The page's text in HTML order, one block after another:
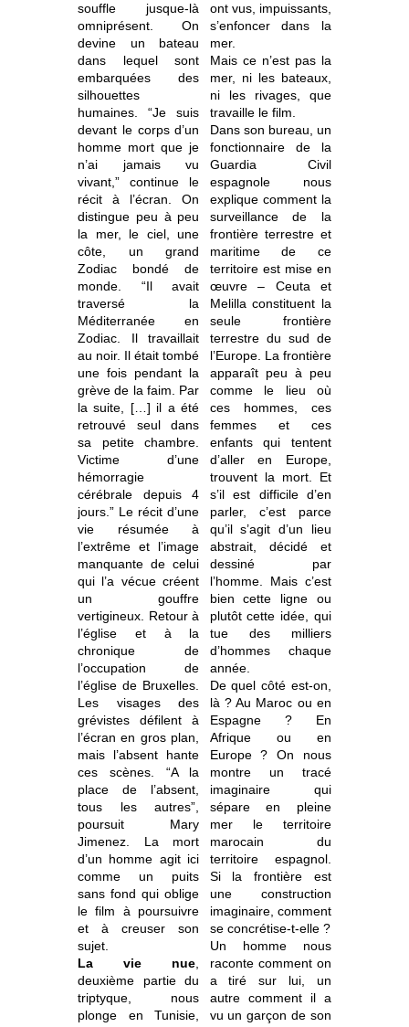
souffle jusque-là
omniprésent. On
devine un bateau
dans lequel sont
embarquées des
silhouettes
humaines. “Je suis
devant le corps d’un
homme mort que je
n’ai jamais vu
vivant,” continue le
récit à l’écran. On
distingue peu à peu
la mer, le ciel, une
côte, un grand
Zodiac bondé de
monde. “Il avait
traversé la
Méditerranée en
Zodiac. Il travaillait
au noir. Il était tombé
une fois pendant la
grève de la faim. Par
la suite, […] il a été
retrouvé seul dans
sa petite chambre.
Victime d’une
hémorragie
cérébrale depuis 4
jours.” Le récit d’une
vie résumée à
l’extrême et l’image
manquante de celui
qui l’a vécue créent
un gouffre
vertigineux. Retour à
l’église et à la
chronique de
l’occupation de
l’église de Bruxelles.
Les visages des
grévistes défilent à
l’écran en gros plan,
mais l’absent hante
ces scènes. “A la
place de l’absent,
tous les autres”,
poursuit Mary
Jimenez. La mort
d’un homme agit ici
comme un puits
sans fond qui oblige
le film à poursuivre
et à creuser son
sujet.
La vie nue,
deuxième partie du
triptyque, nous
plonge en Tunisie,
ont vus, impuissants,
s’enfoncer dans la
mer.
Mais ce n’est pas la
mer, ni les bateaux,
ni les rivages, que
travaille le film.
Dans son bureau, un
fonctionnaire de la
Guardia Civil
espagnole nous
explique comment la
surveillance de la
frontière terrestre et
maritime de ce
territoire est mise en
œuvre – Ceuta et
Melilla constituent la
seule frontière
terrestre du sud de
l’Europe. La frontière
apparaît peu à peu
comme le lieu où
ces hommes, ces
femmes et ces
enfants qui tentent
d’aller en Europe,
trouvent la mort. Et
s’il est difficile d’en
parler, c’est parce
qu’il s’agit d’un lieu
abstrait, décidé et
dessiné par
l’homme. Mais c’est
bien cette ligne ou
plutôt cette idée, qui
tue des milliers
d’hommes chaque
année.
De quel côté est-on,
là ? Au Maroc ou en
Espagne ? En
Afrique ou en
Europe ? On nous
montre un tracé
imaginaire qui
sépare en pleine
mer le territoire
marocain du
territoire espagnol.
Si la frontière est
une construction
imaginaire, comment
se concrétise-t-elle ?
Un homme nous
raconte comment on
a tiré sur lui, un
autre comment il a
vu un garçon de son